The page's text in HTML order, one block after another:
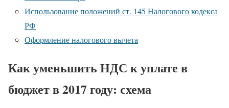
Использование положений ст. 145 Налогового кодекса
РФ
Оформление налогового вычета
Как уменьшить НДС к уплате в
бюджет в 2017 году: схема